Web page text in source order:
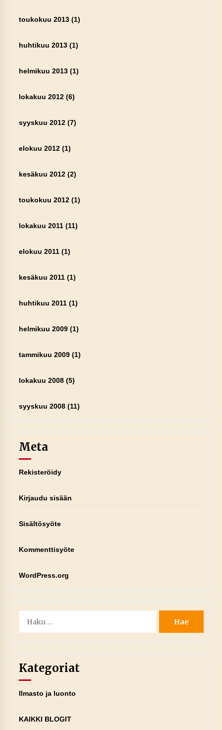
toukokuu 2013(1)
huhtikuu 2013(1)
helmikuu 2013(1)
lokakuu 2012(6)
syyskuu 2012(7)
elokuu 2012(1)
kesäkuu 2012(2)
toukokuu 2012(1)
lokakuu 2011(11)
elokuu 2011(1)
kesäkuu 2011(1)
huhtikuu 2011(1)
helmikuu 2009(1)
tammikuu 2009(1)
lokakuu 2008(5)
syyskuu 2008(11)
Meta
Rekisteröidy
Kirjaudu sisään
Sisältösyöte
Kommenttisyöte
WordPress.org
Kategoriat
Ilmasto ja luonto
KAIKKI BLOGIT